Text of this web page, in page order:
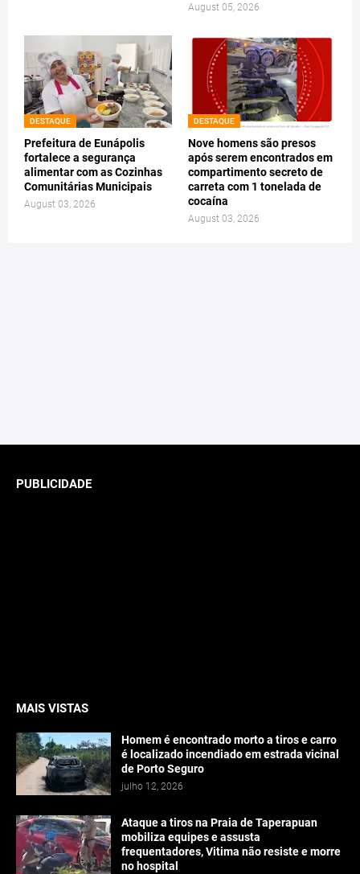
August 05, 2026
DESTAQUE
Prefeitura de Eunápolis
fortalece a segurança
alimentar com as Cozinhas
Comunitárias Municipais
August 03, 2026
DESTAQUE
Nove homens são presos
após serem encontrados em
compartimento secreto de
carreta com 1 tonelada de
cocaína
August 03, 2026
PUBLICIDADE
MAIS VISTAS
Homem é encontrado morto a tiros e carro
é localizado incendiado em estrada vicinal
de Porto Seguro
julho 12, 2026
Ataque a tiros na Praia de Taperapuan
mobiliza equipes e assusta
frequentadores, Vitima não resiste e morre
no hospital